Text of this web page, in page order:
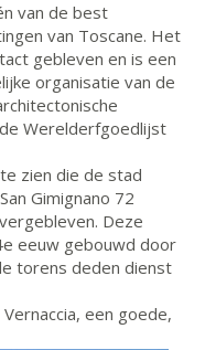
van de best
van Toscane. Het
gebleven en is een
organisatie van de
Werelderfgoedlijst
zien die de stad
Gimignano 72
Deze
eeuw gebouwd door
torens deden dienst
een goede,